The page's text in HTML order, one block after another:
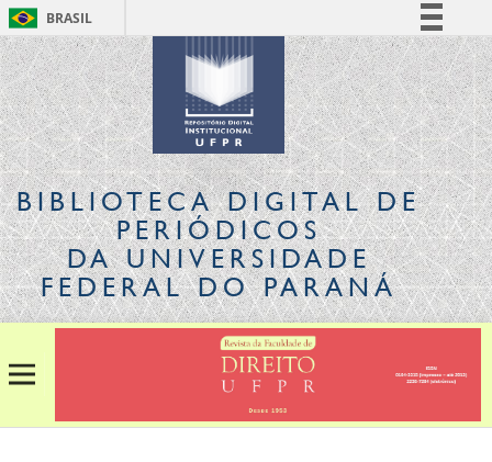
BRASIL
Simplifique!
Comunica BR
Participe
Acesso à informação
Legislação
Canais
BIBLIOTECA DIGITALDE
PERIÓDICOS
DA UNIVERSIDADE
FEDERAL DO PARANÁ